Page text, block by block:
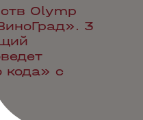
Olymp
3
кода» с